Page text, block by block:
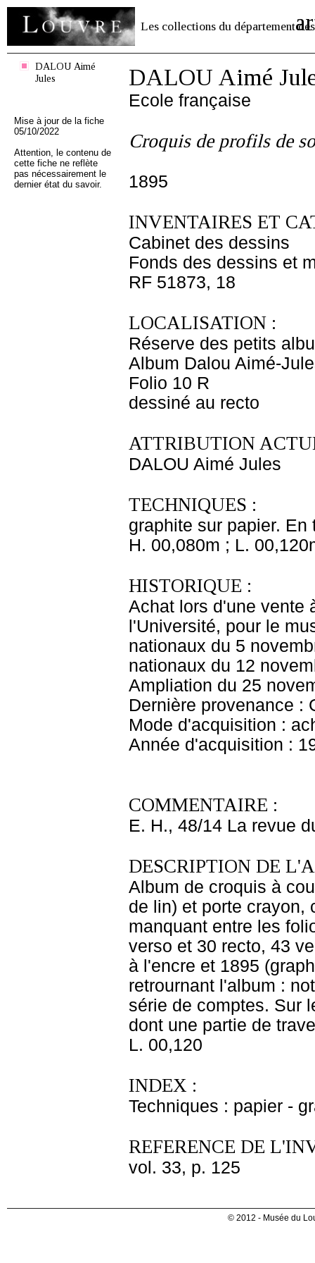
Les collections du département des
DALOU Aimé
Jules
Mise à jour de la fiche
05/10/2022
Attention, le contenu de
cette fiche ne reflète
pas nécessairement le
dernier état du savoir.
DALOU Aimé
Ecole française
Croquis de profils de
1895
INVENTAIRES ET
Cabinet des dessins
Fonds des dessins et
RF 51873, 18
LOCALISATION :
Réserve des petits
Album Dalou Aimé-
Folio 10 R
dessiné au recto
ATTRIBUTION
DALOU Aimé Jules
TECHNIQUES :
graphite sur papier.
H. 00,080m ; L.
HISTORIQUE :
Achat lors d'une vente
l'Université, pour le
nationaux du 5
nationaux du 12
Ampliation du 25
Dernière provenance :
Mode d'acquisition :
Année d'acquisition :
COMMENTAIRE :
E. H., 48/14 La revue
DESCRIPTION DE
Album de croquis à
de lin) et porte crayon,
manquant entre les
verso et 30 recto, 43
à l'encre et 1895
retrournant l'album :
série de comptes. Sur
dont une partie de
L. 00,120
INDEX :
Techniques : papier -
REFERENCE DE
vol. 33, p. 125
© 2012 - Musée du